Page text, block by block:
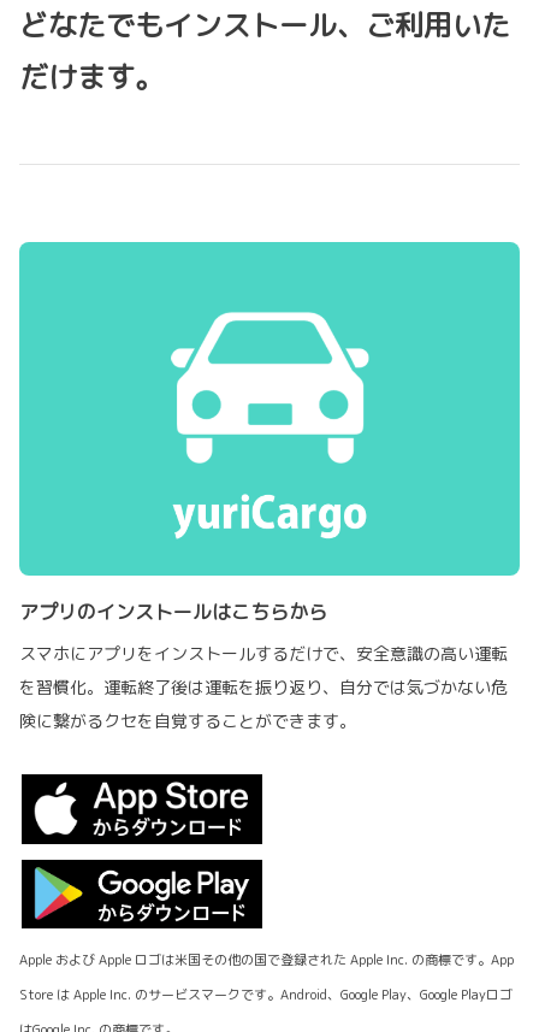
どなたでもインストール、ご利用いた
だけます。
アプリのインストールはこちらから
スマホにアプリをインストールするだけで、安全意識の高い運転
を習慣化。運転終了後は運転を振り返り、自分では気づかない危
険に繋がるクセを自覚することができます。
Apple および Apple ロゴは米国その他の国で登録された Apple Inc. の商標です。App
Store は Apple Inc. のサービスマークです。Android、Google Play、Google Playロゴ